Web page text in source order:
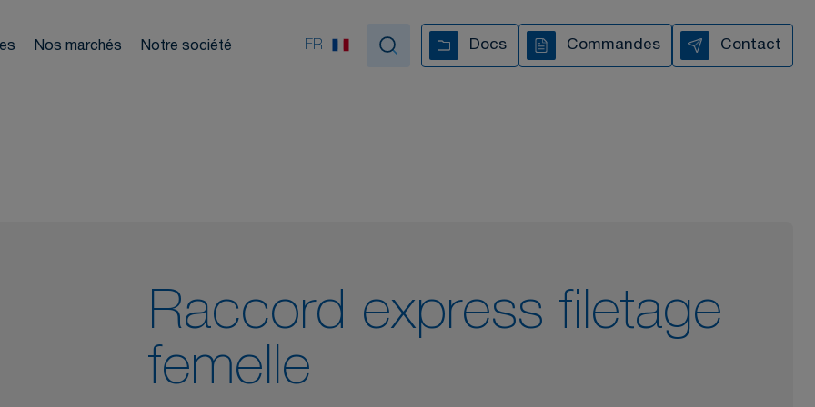
Nous vous accompagnons à
chaque étape
Nos marchés Notre société FR Docs Commandes Contact
Raccord express filetage
femelle